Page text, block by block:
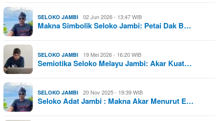
SELOKO JAMBI 02 Jun 2026 - 13:47 WIB
Makna Simbolik Seloko Jambi: Petai Dak B…
SELOKO JAMBI 19 Mei 2026 - 16:20 WIB
Semiotika Seloko Melayu Jambi: Akar Kuat…
SELOKO JAMBI 20 Nov 2025 - 19:39 WIB
Seloko Adat Jambi : Makna Akar Menurut E…